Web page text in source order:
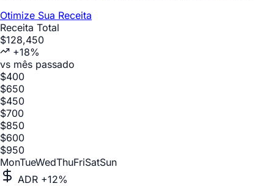
Otimize Sua Receita
Receita Total
$128,450
+18%
vs mês passado
$400
$650
$450
$700
$850
$600
$950
MonTueWedThuFriSatSun
ADR +12%